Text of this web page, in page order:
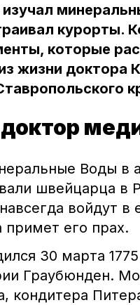
курорты.
которые
жизни доктора
Воды в
швейцарца в
войдут в
примет его прах.
30 марта
Граубюнден.
кондитера